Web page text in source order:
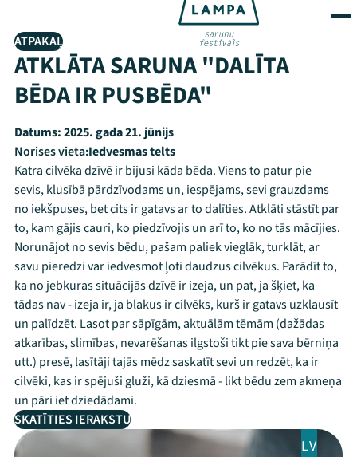
ATPAKAĻ
ATKLĀTA SARUNA "DALĪTA
BĒDA IR PUSBĒDA"
Datums:2025. gada 21. jūnijs
Norises vieta:Iedvesmas telts
Katra cilvēka dzīvē ir bijusi kāda bēda. Viens to patur pie
sevis, klusībā pārdzīvodams un, iespējams, sevi grauzdams
no iekšpuses, bet cits ir gatavs ar to dalīties. Atklāti stāstīt par
to, kam gājis cauri, ko piedzīvojis un arī to, ko no tās mācījies.
Norunājot no sevis bēdu, pašam paliek vieglāk, turklāt, ar
savu pieredzi var iedvesmot ļoti daudzus cilvēkus. Parādīt to,
ka no jebkuras situācijās dzīvē ir izeja, un pat, ja šķiet, ka
tādas nav - izeja ir, ja blakus ir cilvēks, kurš ir gatavs uzklausīt
un palīdzēt. Lasot par sāpīgām, aktuālām tēmām (dažādas
atkarības, slimības, nevarēšanas ilgstoši tikt pie sava bērniņa
utt.) presē, lasītāji tajās mēdz saskatīt sevi un redzēt, ka ir
cilvēki, kas ir spējuši gluži, kā dziesmā - likt bēdu zem akmeņa
un pāri iet dziedādami.
SKATĪTIES IERAKSTU
LV